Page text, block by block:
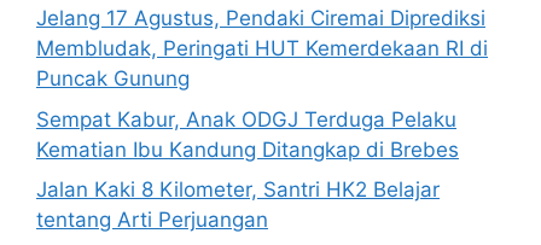
Jelang 17 Agustus, Pendaki Ciremai Diprediksi
Membludak, Peringati HUT Kemerdekaan RI di
Puncak Gunung
Sempat Kabur, Anak ODGJ Terduga Pelaku
Kematian Ibu Kandung Ditangkap di Brebes
Jalan Kaki 8 Kilometer, Santri HK2 Belajar
tentang Arti Perjuangan